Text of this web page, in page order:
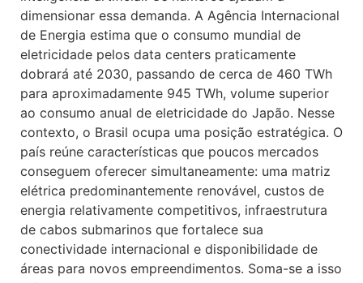
dimensionar essa demanda. A Agência Internacional
de Energia estima que o consumo mundial de
eletricidade pelos data centers praticamente
dobrará até 2030, passando de cerca de 460 TWh
para aproximadamente 945 TWh, volume superior
ao consumo anual de eletricidade do Japão. Nesse
contexto, o Brasil ocupa uma posição estratégica. O
país reúne características que poucos mercados
conseguem oferecer simultaneamente: uma matriz
elétrica predominantemente renovável, custos de
energia relativamente competitivos, infraestrutura
de cabos submarinos que fortalece sua
conectividade internacional e disponibilidade de
áreas para novos empreendimentos. Soma-se a isso